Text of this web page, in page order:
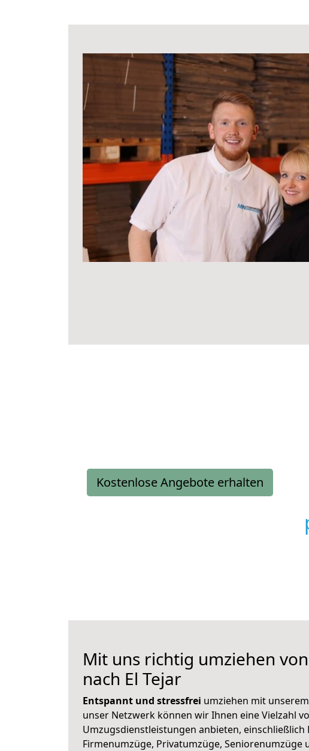
Kostenlose Angebote erhalten
Mit uns richtig umziehen
nach El Tejar
Entspannt und stressfrei umziehen mit
unser Netzwerk können wir Ihnen eine Vielzahl
Umzugsdienstleistungen anbieten, einschließlich
Firmenumzüge, Privatumzüge, Seniorenumzüge